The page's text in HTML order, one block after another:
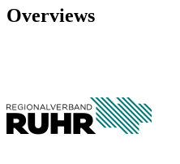
Overviews